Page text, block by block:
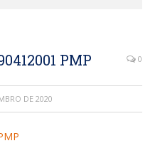
PMP 0
DE 2020